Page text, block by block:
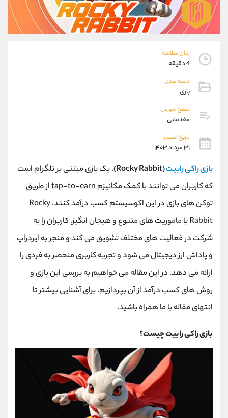
زمان مطالعه
4 دقیقه
دسته بندی
بازی
سطح آموزش
مقدماتی
تاریخ انتشار
۳۱ مرداد ۱۴۰۳
بازی راکی رابیت(
Rocky Rabbit
)، یک بازی مبتنی بر تلگرام است
که کاربران می توانند با کمک مکانیزم tap-to-earnاز طریق
توکن های بازی در این اکوسیستم کسب درآمد کنند.Rocky
Rabbitبا ماموریت های متنوع و هیجان انگیز، کاربران را به
شرکت در فعالیت های مختلف تشویق می کند و منجر به ایردراپ
و پاداش ارز دیجیتال می شود و تجربه کاربری منحصر به فردی را
ارائه می دهد. در این مقاله می خواهیم به بررسی این بازی و
روش های کسب درآمد از آن بپردازیم. برای آشنایی بیشتر تا
انتهای مقاله با ما همراه باشید.
بازی راکی رابیت ​​چیست؟
09304891085
واتساپ شروع گفتگو
تلگرام @Armteam_admin_103
پشتیبان فروش
موبایل
اطلاعات تماس
تلفن 021-22021030
021-22021040
بدون پیش شماره
اینستاگرام @alireza.mehrabii
کانال تلگرام @alirezamehrabi_com
@alirezamehrabi_official